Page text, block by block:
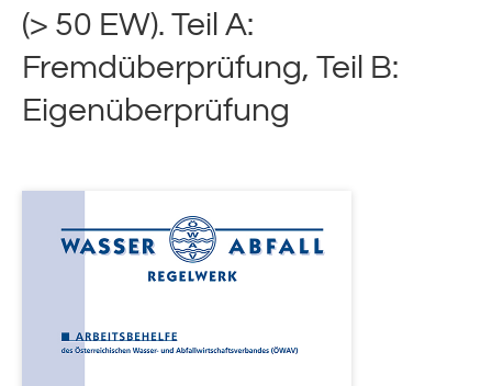
(> 50 EW). Teil A:
Fremdüberprüfung, Teil B:
Eigenüberprüfung